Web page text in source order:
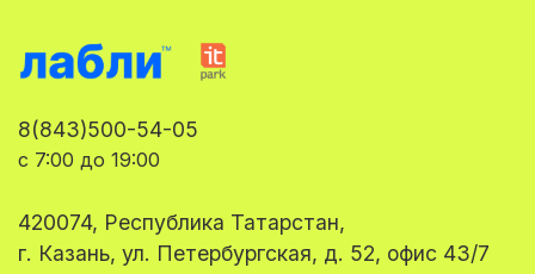
8(843)500-54-05
с 7:00 до 19:00
420074, Республика Татарстан,
г. Казань, ул. Петербургская, д. 52, офис 43/7